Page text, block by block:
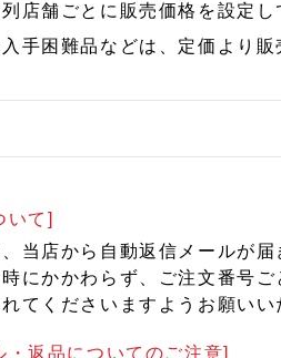
列店舗ごとに販売価格を設定
入手困難品などは、定価より
いて]
、当店から自動返信メールが
時にかかわらず、ご注文番号
てくださいますようお願い
・返品についてのご注意]